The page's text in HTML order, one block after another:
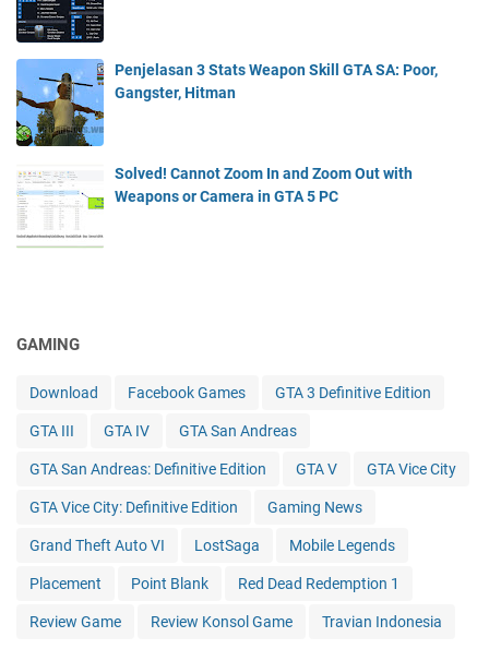
Penjelasan 3 Stats Weapon Skill GTA SA: Poor,
Gangster, Hitman
Solved! Cannot Zoom In and Zoom Out with
Weapons or Camera in GTA 5 PC
GAMING
Download Facebook Games GTA 3 Definitive Edition
GTA III GTA IV GTA San Andreas
GTA San Andreas: Definitive Edition GTA V GTA Vice City
GTA Vice City: Definitive Edition Gaming News
Grand Theft Auto VI LostSaga Mobile Legends
Placement Point Blank Red Dead Redemption 1
Review Game Review Konsol Game Travian Indonesia